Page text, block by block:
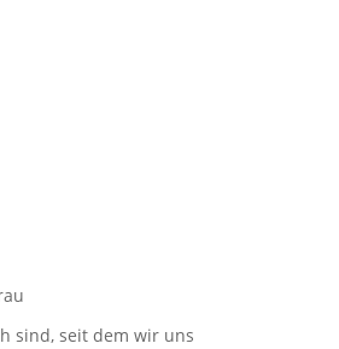
sind, seit dem wir uns